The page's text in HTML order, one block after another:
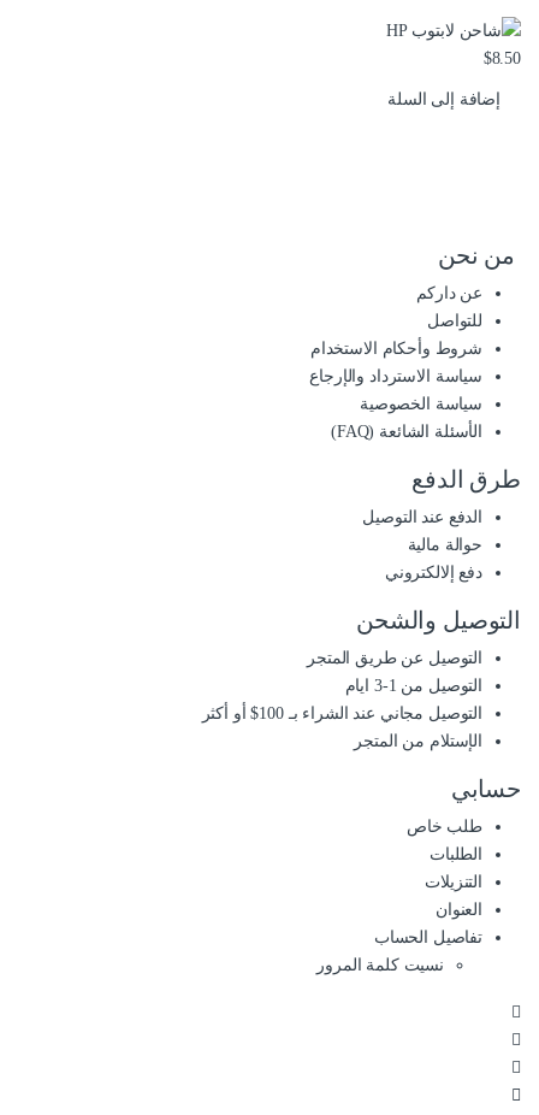
$8.50
إضافة إلى السلة
من نحن
عن داركم
للتواصل
شروط وأحكام الاستخدام
سياسة الاسترداد والإرجاع
سياسة الخصوصية
الأسئلة الشائعة (FAQ)
طرق الدفع
الدفع عند التوصيل
حوالة مالية
دفع إلالكتروني
التوصيل والشحن
التوصيل عن طريق المتجر
التوصيل من 1-3 ايام
التوصيل مجاني عند الشراء بـ 100$ أو أكثر
الإستلام من المتجر
حسابي
طلب خاص
الطلبات
التنزيلات
العنوان
تفاصيل الحساب
نسيت كلمة المرور